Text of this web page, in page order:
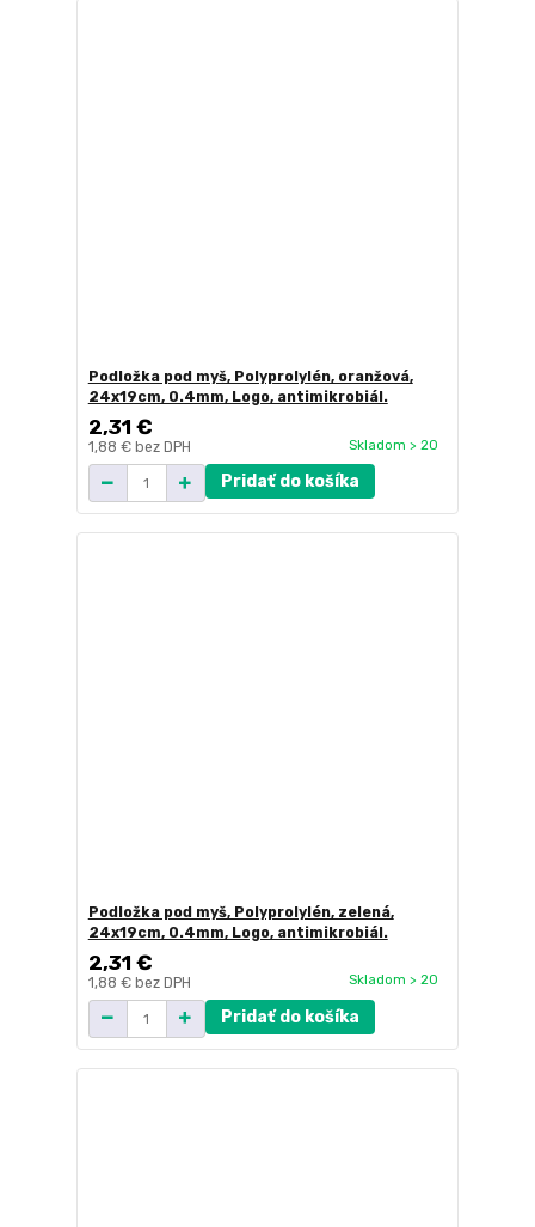
Podložka pod myš, Polyprolylén, oranžová,
24x19cm, 0.4mm, Logo, antimikrobiál.
2,31 €
1,88 € bez DPH Skladom > 20
Pridať do košíka
Podložka pod myš, Polyprolylén, zelená,
24x19cm, 0.4mm, Logo, antimikrobiál.
2,31 €
1,88 € bez DPH Skladom > 20
Pridať do košíka